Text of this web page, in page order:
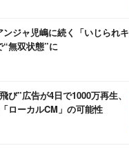
ジャ児嶋に続く「いじられキ
無双状態”に
び”広告が4日で1000万再生、
ローカルCM」の可能性